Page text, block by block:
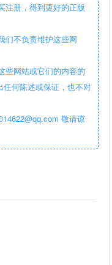
注册，得到更好的正版
们不负责维护这些网
些网站或它们的内容的
何陈述或保证，也不对
敬请谅